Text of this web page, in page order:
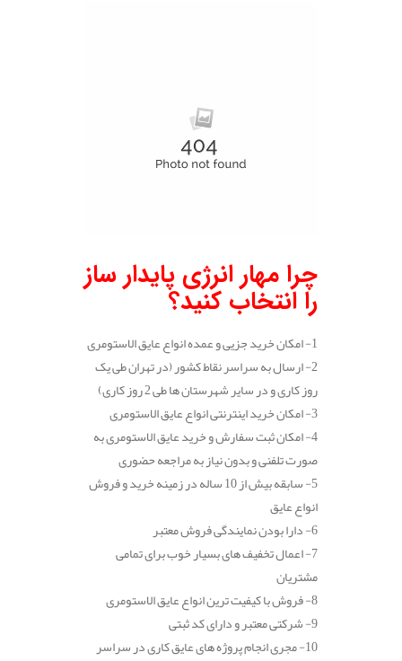
چرا مهار انرژی پایدار ساز
را انتخاب کنید؟
1- امکان خرید جزیی و عمده انواع عایق الاستومری
2- ارسال به سراسر نقاط کشور (در تهران طی یک
روز کاری و در سایر شهرستان ها طی 2 روز کاری)
3- امکان خرید اینترنتی انواع عایق الاستومری
4- امکان ثبت سفارش و خرید عایق الاستومری به
صورت تلفنی و بدون نیاز به مراجعه حضوری
5- سابقه بیش از 10 ساله در زمینه خرید و فروش
انواع عایق
6- دارا بودن نمایندگی فروش معتبر
7- اعمال تخفیف های بسیار خوب برای تمامی
مشتریان
8- فروش با کیفیت ترین انواع عایق الاستومری
9- شرکتی معتبر و دارای کد ثبتی
10- مجری انجام پروژه های عایق کاری در سراسر